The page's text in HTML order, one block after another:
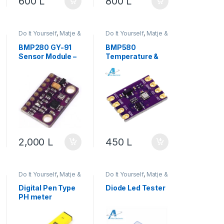
Do It Yourself, Matje &
Robotika
BMP280 GY-91
Sensor Module –
Temperaturë,
Presion &
Altitude për
Arduino
2,000 L
Do It Yourself, Matje &
Robotika
BMP580
Temperature &
Barometric
Sensor
450 L
Do It Yourself, Matje &
Robotika
Digital Pen Type
PH meter
Do It Yourself, Matje &
Robotika
Diode Led Tester